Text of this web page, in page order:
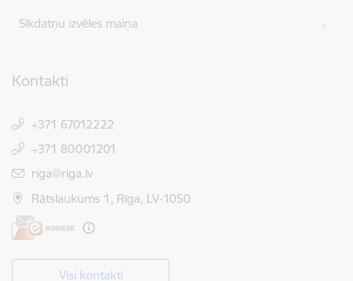
Sīkdatņu izvēles maiņa
Kontakti
+371 67012222
+371 80001201
E-pasts:
riga@riga.lv
Rātslaukums 1, Rīga, LV-1050
Visi kontakti